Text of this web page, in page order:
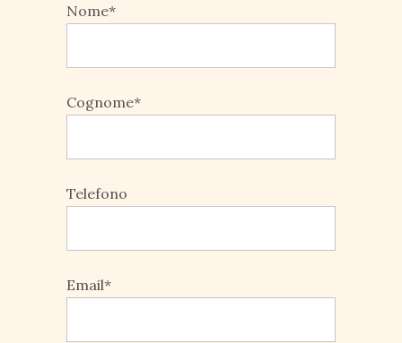
Nome*
Cognome*
Telefono
Email*